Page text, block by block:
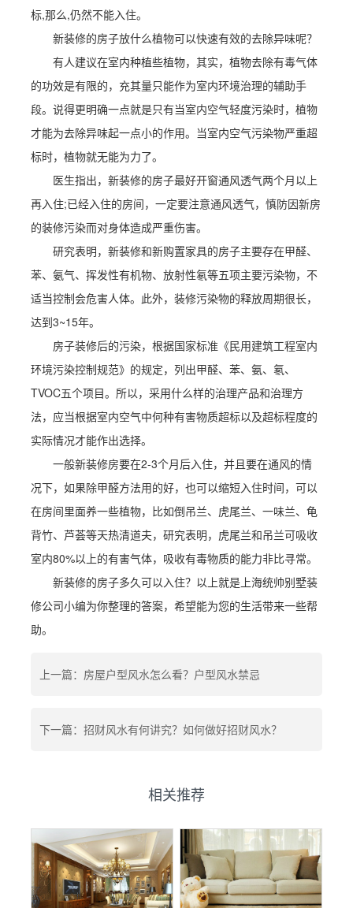
标,那么,仍然不能入住。
新装修的房子放什么植物可以快速有效的去除异味呢？
有人建议在室内种植些植物，其实，植物去除有毒气体
的功效是有限的，充其量只能作为室内环境治理的辅助手
段。说得更明确一点就是只有当室内空气轻度污染时，植物
才能为去除异味起一点小的作用。当室内空气污染物严重超
标时，植物就无能为力了。
医生指出，新装修的房子最好开窗通风透气两个月以上
再入住;已经入住的房间，一定要注意通风透气，慎防因新房
的装修污染而对身体造成严重伤害。
研究表明，新装修和新购置家具的房子主要存在甲醛、
苯、氨气、挥发性有机物、放射性氡等五项主要污染物，不
适当控制会危害人体。此外，装修污染物的释放周期很长，
达到3~15年。
房子装修后的污染，根据国家标准《民用建筑工程室内
环境污染控制规范》的规定，列出甲醛、苯、氨、氡、
TVOC五个项目。所以，采用什么样的治理产品和治理方
法，应当根据室内空气中何种有害物质超标以及超标程度的
实际情况才能作出选择。
一般新装修房要在2-3个月后入住，并且要在通风的情
况下，如果除甲醛方法用的好，也可以缩短入住时间，可以
在房间里面养一些植物，比如倒吊兰、虎尾兰、一味兰、龟
背竹、芦荟等天热清道夫，研究表明，虎尾兰和吊兰可吸收
室内80%以上的有害气体，吸收有毒物质的能力非比寻常。
新装修的房子多久可以入住？以上就是上海统帅别墅装
修公司小编为你整理的答案，希望能为您的生活带来一些帮
助。
上一篇：房屋户型风水怎么看？户型风水禁忌
下一篇：招财风水有何讲究？如何做好招财风水？
相关推荐